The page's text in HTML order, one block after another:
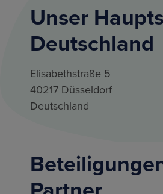
Unser
Deutschland
Elisabethstraße 5
40217 Düsseldorf
Deutschland